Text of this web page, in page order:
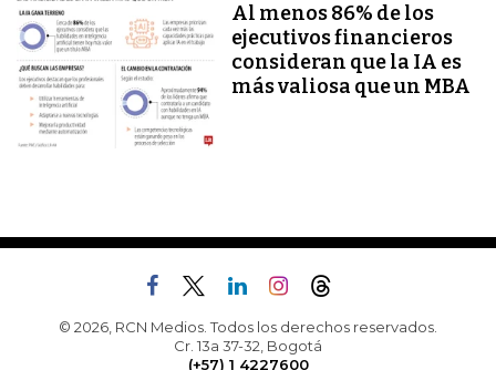
Al menos 86% de los
ejecutivos financieros
consideran que la IA es
más valiosa que un MBA
© 2026, RCN Medios. Todos los derechos reservados.
Cr. 13a 37-32, Bogotá
(+57) 1 4227600